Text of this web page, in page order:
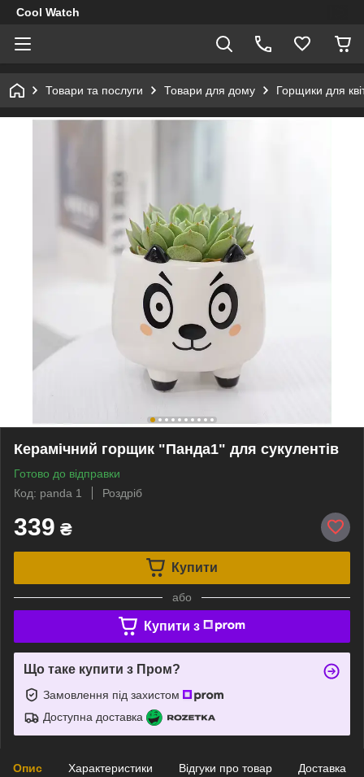
Cool Watch
Товари та послуги Товари для дому Горщики для
Керамічний горщик "Панда1" для сукулентів
Готово до відправки
Код: panda 1
Роздріб
339 ₴
Купити
або
Купити з
Що таке купити з Пром?
Замовлення під захистом
Доступна доставка
Опис Характеристики Відгуки про товар Доставка